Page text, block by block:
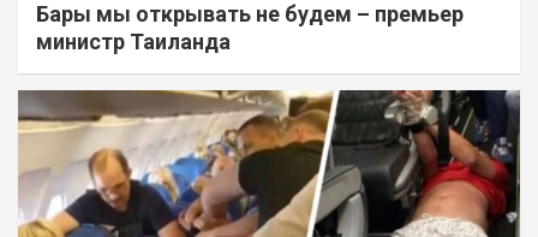
Бары мы открывать не будем – премьер
министр Таиланда